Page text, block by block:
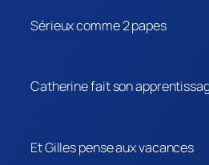
Sérieux comme 2 papes
Catherine fait son
Et Gilles pense aux vacances